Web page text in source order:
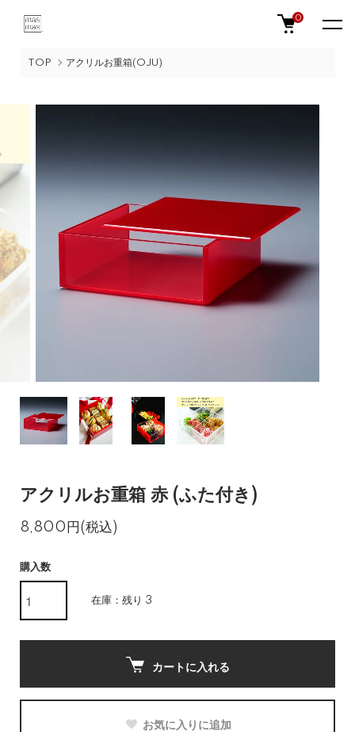
0
TOP アクリルお重箱(OJU)
アクリルお重箱 赤 (ふた付き)
8,800円(税込)
購入数
在庫：残り 3
カートに入れる
お気に入りに追加